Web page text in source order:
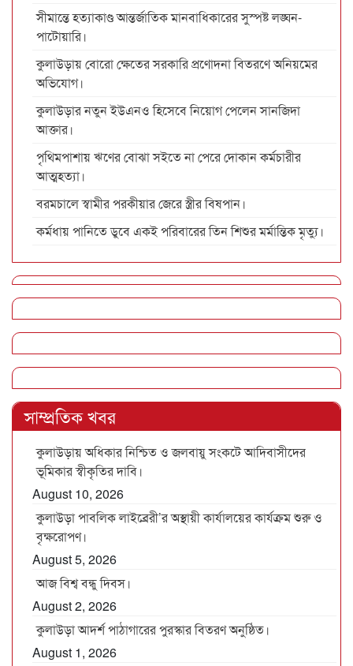
সীমান্তে হত্যাকাণ্ড আন্তর্জাতিক মানবাধিকারের সুস্পষ্ট লঙ্ঘন-
পাটোয়ারি।
কুলাউড়ায় বোরো ক্ষেতের সরকারি প্রণোদনা বিতরণে অনিয়মের
অভিযোগ।
কুলাউড়ার নতুন ইউএনও হিসেবে নিয়োগ পেলেন সানজিদা
আক্তার।
পৃথিমপাশায় ঋণের বোঝা সইতে না পেরে দোকান কর্মচারীর
আত্মহত্যা।
বরমচালে স্বামীর পরকীয়ার জেরে স্ত্রীর বিষপান।
কর্মধায় পানিতে ডুবে একই পরিবারের তিন শিশুর মর্মান্তিক মৃত্যু।
সাম্প্রতিক খবর
কুলাউড়ায় অধিকার নিশ্চিত ও জলবায়ু সংকটে আদিবাসীদের
ভূমিকার স্বীকৃতির দাবি।
August 10, 2026
কুলাউড়া পাবলিক লাইব্রেরী’র অস্থায়ী কার্যালয়ের কার্যক্রম শুরু ও
বৃক্ষরোপণ।
August 5, 2026
আজ বিশ্ব বন্ধু দিবস।
August 2, 2026
কুলাউড়া আদর্শ পাঠাগারের পুরস্কার বিতরণ অনুষ্ঠিত।
August 1, 2026